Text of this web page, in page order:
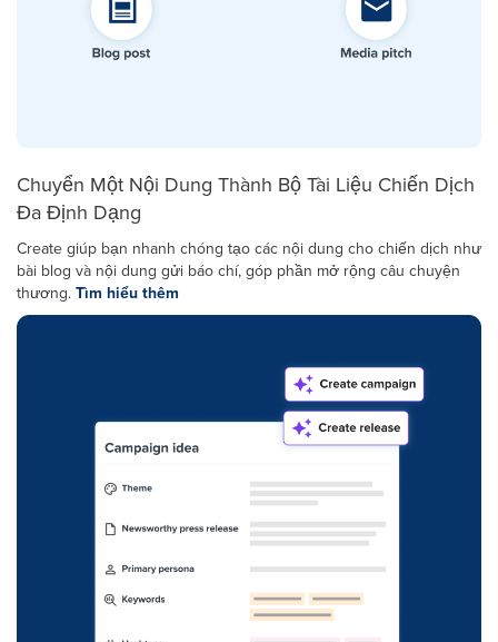
Chuyển Một Nội Dung Thành Bộ Tài Liệu Chiến Dịch
Đa Định Dạng
Create giúp bạn nhanh chóng tạo các nội dung cho chiến dịch như
bài blog và nội dung gửi báo chí, góp phần mở rộng câu chuyện
thương. Tìm hiểu thêm